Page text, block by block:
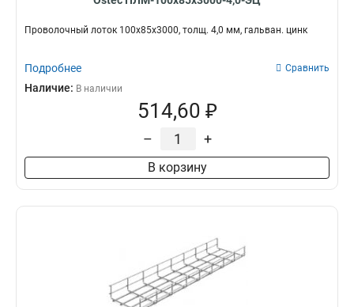
Проволочный лоток 100х85х3000, толщ. 4,0 мм, гальван. цинк
Подробнее Сравнить
Наличие: В наличии
514,60 ₽
– +
В корзину